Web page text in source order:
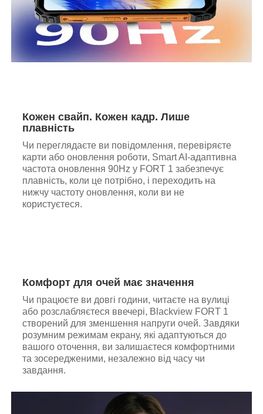
Кожен свайп. Кожен кадр. Лише
плавність
Чи переглядаєте ви повідомлення, перевіряєте
карти або оновлення роботи, Smart AI-адаптивна
частота оновлення 90Hz у FORT 1 забезпечує
плавність, коли це потрібно, і переходить на
нижчу частоту оновлення, коли ви не
користуєтеся.
Комфорт для очей має значення
Чи працюєте ви довгі години, читаєте на вулиці
або розслабляєтеся ввечері, Blackview FORT 1
створений для зменшення напруги очей. Завдяки
розумним режимам екрану, які адаптуються до
вашого оточення, ви залишаєтеся комфортними
та зосередженими, незалежно від часу чи
завдання.